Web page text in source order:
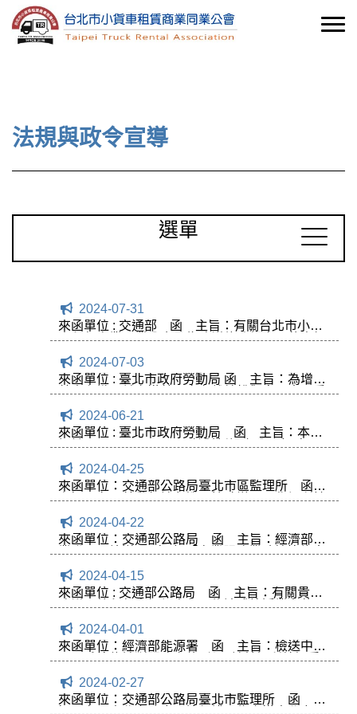
法規與政令宣導
選單
2024-07-31
來函單位 : 交通部 函 主旨：有關台北市小貨
車租賃商業同業公會函為建議修改規定，使車輛
一案，案涉強制汽車責任保險法第16條第2項規
定，轉請卓處逕復該公會，請查照。
2024-07-03
來函單位 : 臺北市政府勞動局 函 主旨：為增進
勞資和諧，並宣導勞工享有離線權觀念，本局重
勞動條件保障指導原則 ]及 [ 自主檢核評分表 ]辦
理請查照轉知。
2024-06-21
來函單位 : 臺北市政府勞動局 函 主旨：本局
訂於7月16日及8月22日針對新設立公司行號 ，
報名參加，請查照 。
2024-04-25
來函單位：交通部公路局臺北市區監理所 函
主旨：有關勞動部請各機關協助辦理工作場所性
2024-04-22
來函單位：交通部公路局 函 主旨：經濟部商
業發展署檢送113年度 「商業服務業系統節能專
案，惠請協助轉知貴會會員，請查照。
2024-04-15
來函單位 : 交通部公路局 函 主旨：有關貴會
建議開放租賃車輛得出租予物流或快遞業者使用
2024-04-01
來函單位：經濟部能源署 函 主旨：檢送中小
用電戶節能診斷服務宣傳1份，請轉知所轄知悉
2024-02-27
來函單位：交通部公路局臺北市監理所 函 主